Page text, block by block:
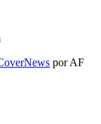
por AF